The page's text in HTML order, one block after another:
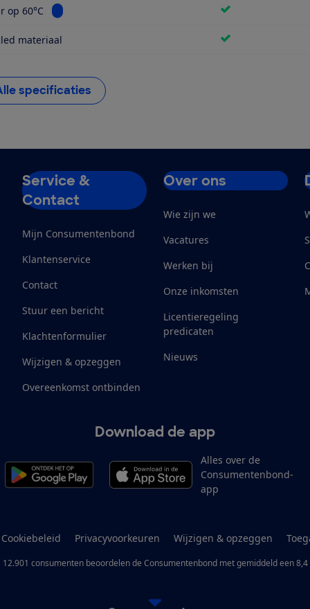
op 60°C Bekijk informatie voor Wasbaar op 60°C
materiaal
specificaties
Service &
Contact
Mijn Consumentenbond
Klantenservice
Contact
Stuur een bericht
Klachtenformulier
Wijzigen & opzeggen
Overeenkomst ontbinden
Over ons
Wie zijn we
Vacatures
Werken bij
Onze inkomsten
Licentieregeling
predicaten
Nieuws
Download de app
Alles over de
Consumentenbond-
app
Cookiebeleid Privacyvoorkeuren Wijzigen & opzeggen
12.901 consumenten beoordelen de Consumentenbondmet gemiddeld een 8,4